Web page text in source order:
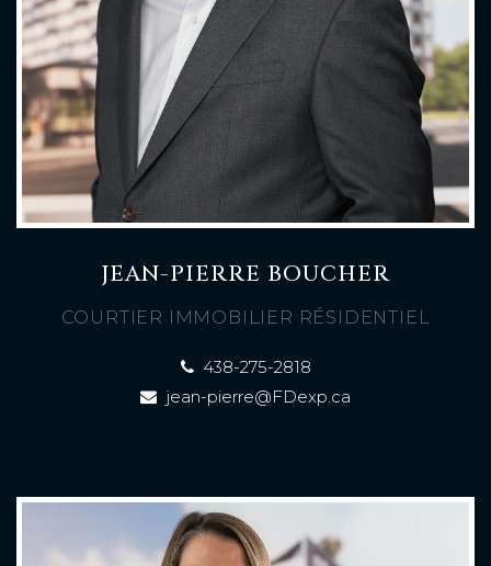
JEAN-PIERRE BOUCHER
COURTIER IMMOBILIER RÉSIDENTIEL
438-275-2818
jean-pierre@FDexp.ca